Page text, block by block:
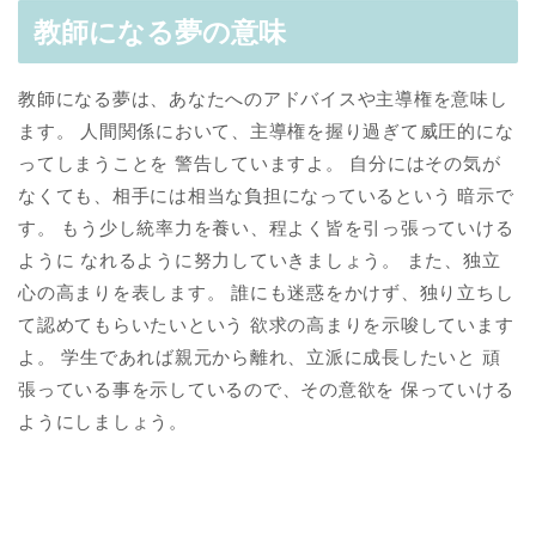
教師になる夢の意味
教師になる夢は、あなたへのアドバイスや主導権を意味し
ます。 人間関係において、主導権を握り過ぎて威圧的にな
ってしまうことを 警告していますよ。 自分にはその気が
なくても、相手には相当な負担になっているという 暗示で
す。 もう少し統率力を養い、程よく皆を引っ張っていける
ように なれるように努力していきましょう。 また、独立
心の高まりを表します。 誰にも迷惑をかけず、独り立ちし
て認めてもらいたいという 欲求の高まりを示唆しています
よ。 学生であれば親元から離れ、立派に成長したいと 頑
張っている事を示しているので、その意欲を 保っていける
ようにしましょう。